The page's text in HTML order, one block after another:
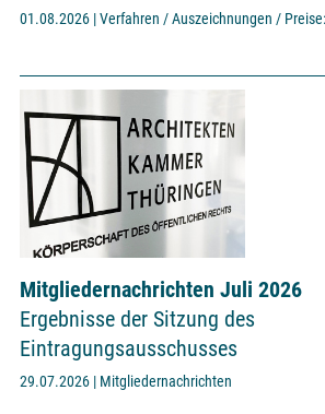
01.08.2026 | Verfahren / Auszeichnungen /
Mitgliedernachrichten Juli 2026
Ergebnisse der Sitzung des
Eintragungsausschusses
29.07.2026 | Mitgliedernachrichten